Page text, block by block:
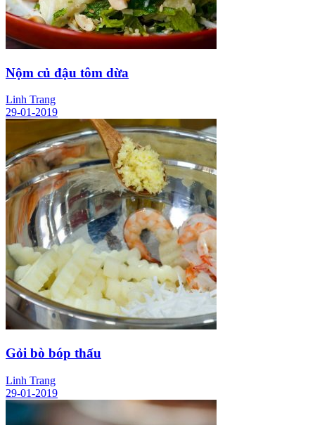
Nộm củ đậu tôm dừa
Linh Trang
29-01-2019
Gỏi bò bóp thấu
Linh Trang
29-01-2019